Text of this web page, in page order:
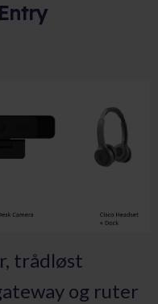
trådløst
og ruter